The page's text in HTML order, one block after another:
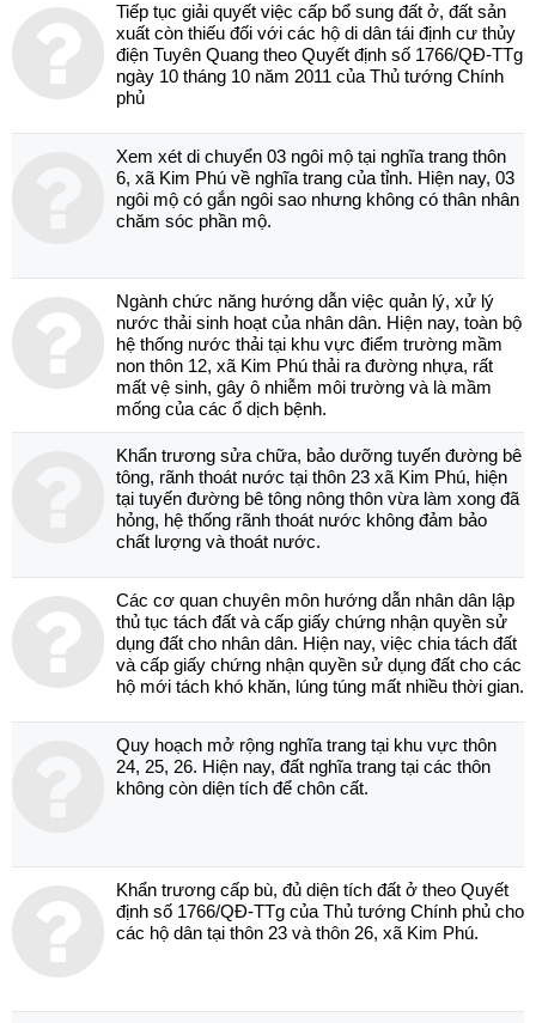
Tiếp tục giải quyết việc cấp bổ sung đất ở, đất sản
xuất còn thiếu đối với các hộ di dân tái định cư thủy
điện Tuyên Quang theo Quyết định số 1766/QĐ-TTg
ngày 10 tháng 10 năm 2011 của Thủ tướng Chính
phủ
Xem xét di chuyển 03 ngôi mộ tại nghĩa trang thôn
6, xã Kim Phú về nghĩa trang của tỉnh. Hiện nay, 03
ngôi mộ có gắn ngôi sao nhưng không có thân nhân
chăm sóc phần mộ.
Ngành chức năng hướng dẫn việc quản lý, xử lý
nước thải sinh hoạt của nhân dân. Hiện nay, toàn bộ
hệ thống nước thải tại khu vực điểm trường mầm
non thôn 12, xã Kim Phú thải ra đường nhựa, rất
mất vệ sinh, gây ô nhiễm môi trường và là mầm
mống của các ổ dịch bệnh.
Khẩn trương sửa chữa, bảo dưỡng tuyến đường bê
tông, rãnh thoát nước tại thôn 23 xã Kim Phú, hiện
tại tuyến đường bê tông nông thôn vừa làm xong đã
hỏng, hệ thống rãnh thoát nước không đảm bảo
chất lượng và thoát nước.
Các cơ quan chuyên môn hướng dẫn nhân dân lập
thủ tục tách đất và cấp giấy chứng nhận quyền sử
dụng đất cho nhân dân. Hiện nay, việc chia tách đất
và cấp giấy chứng nhận quyền sử dụng đất cho các
hộ mới tách khó khăn, lúng túng mất nhiều thời gian.
Quy hoạch mở rộng nghĩa trang tại khu vực thôn
24, 25, 26. Hiện nay, đất nghĩa trang tại các thôn
không còn diện tích để chôn cất.
Khẩn trương cấp bù, đủ diện tích đất ở theo Quyết
định số 1766/QĐ-TTg của Thủ tướng Chính phủ cho
các hộ dân tại thôn 23 và thôn 26, xã Kim Phú.